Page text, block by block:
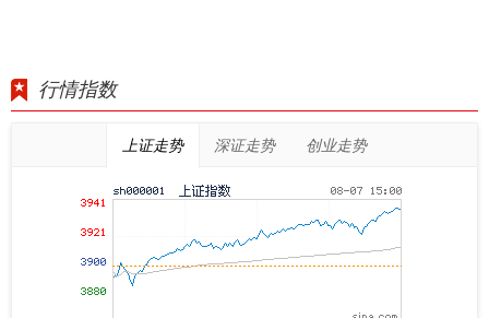
行情指数
上证走势 深证走势 创业走势